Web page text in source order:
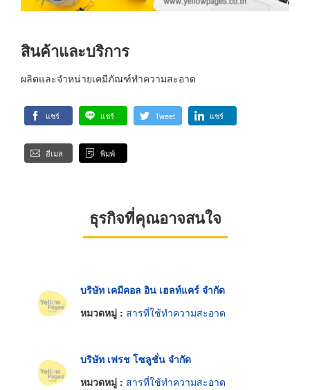
สินค้าและบริการ
ผลิตและจำหน่ายเคมีภัณฑ์ทำความสะอาด
แชร์ แชร์ Tweet แชร์
อีเมล พิมพ์
ธุรกิจที่คุณอาจสนใจ
บริษัท เคมีคอล อิน เฮลท์แคร์ จำกัด
หมวดหมู่ : สารที่ใช้ทำความสะอาด
บริษัท เฟรช โซลูชั่น จำกัด
หมวดหมู่ : สารที่ใช้ทำความสะอาด